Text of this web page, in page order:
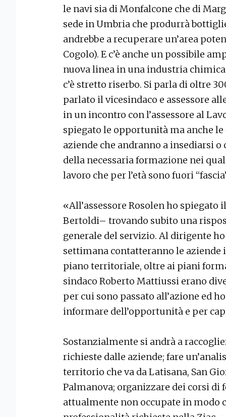
le navi sia di Monfalcone che di
sede in Umbria che produrrà
andrebbe a recuperare un’area
Cogolo). E c’è anche un possibile
nuova linea in una industria
c’è stretto riserbo. Si parla di oltre
parlato il vicesindaco e assessore
in un incontro con l’assessore al
spiegato le opportunità ma anche
aziende che andranno a insediarsi
della necessaria formazione nei
lavoro che per l’età sono fuori
«All’assessore Rosolen ho
Bertoldi– trovando subito una
generale del servizio. Al dirigente
settimana contatteranno le
piano territoriale, oltre ai piani
sindaco Roberto Mattiussi erano
per cui sono passato all’azione ed
informare dell’opportunità e per
Sostanzialmente si andrà a
richieste dalle aziende; fare
territorio che va da Latisana, San
Palmanova; organizzare dei corsi
attualmente non occupate in modo